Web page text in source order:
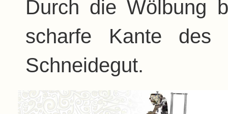
Durch die Wölbung
scharfe Kante des
Schneidegut.